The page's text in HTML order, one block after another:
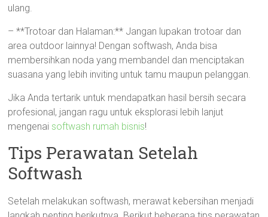
ulang.
– **Trotoar dan Halaman:** Jangan lupakan trotoar dan
area outdoor lainnya! Dengan softwash, Anda bisa
membersihkan noda yang membandel dan menciptakan
suasana yang lebih inviting untuk tamu maupun pelanggan.
Jika Anda tertarik untuk mendapatkan hasil bersih secara
profesional, jangan ragu untuk eksplorasi lebih lanjut
mengenai softwash rumah bisnis!
Tips Perawatan Setelah
Softwash
Setelah melakukan softwash, merawat kebersihan menjadi